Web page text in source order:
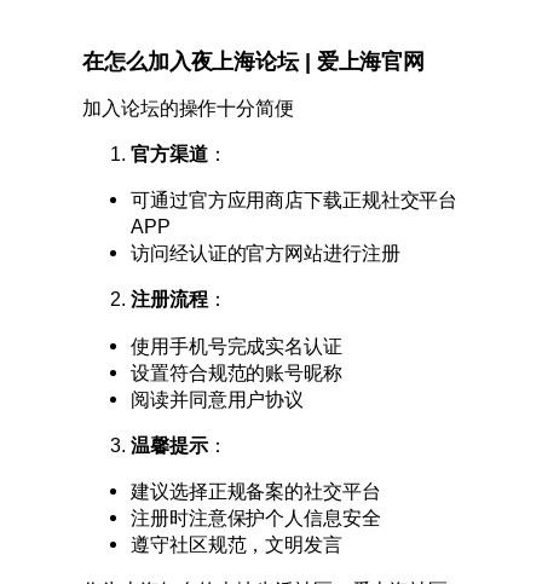
在怎么加入夜上海论坛 | 爱上海官网
加入论坛的操作十分简便
官方渠道：
可通过官方应用商店下载正规社交平台
APP
访问经认证的官方网站进行注册
注册流程：
使用手机号完成实名认证
设置符合规范的账号昵称
阅读并同意用户协议
温馨提示：
建议选择正规备案的社交平台
注册时注意保护个人信息安全
遵守社区规范，文明发言